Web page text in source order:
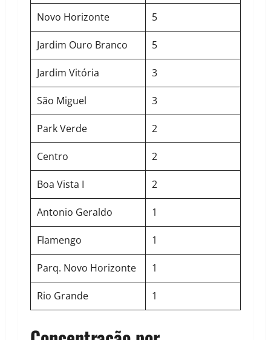
Novo Horizonte 5
Jardim Ouro Branco 5
Jardim Vitória 3
São Miguel 3
Park Verde 2
Centro 2
Boa Vista I 2
Antonio Geraldo 1
Flamengo 1
Parq. Novo Horizonte 1
Rio Grande 1